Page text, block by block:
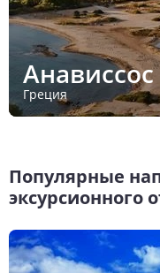
Анависсос
Греция
Популярные
эксурсионного